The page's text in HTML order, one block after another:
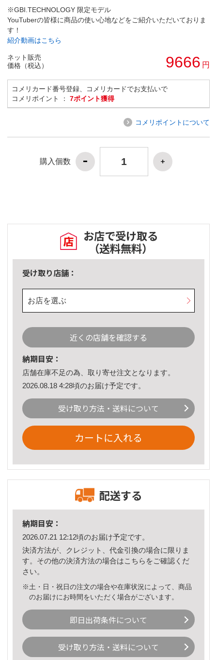
※GBI.TECHNOLOGY 限定モデル
YouTuberの皆様に商品の使い心地などをご紹介いただいておりま
す！
紹介動画はこちら
ネット販売
価格（税込）
9666 円
コメリカード番号登録、コメリカードでお支払いで
コメリポイント ： 7ポイント獲得
コメリポイントについて
購入個数
お店で受け取る
（送料無料）
受け取り店舗：
お店を選ぶ
近くの店舗を確認する
納期目安：
店舗在庫不足の為、取り寄せ注文となります。
2026.08.18 4:28頃のお届け予定です。
受け取り方法・送料について
カートに入れる
配送する
納期目安：
2026.07.21 12:12頃のお届け予定です。
決済方法が、クレジット、代金引換の場合に限りま
す。その他の決済方法の場合はこちら をご確認くだ
さい。
※土・日・祝日の注文の場合や在庫状況によって、商品
のお届けにお時間をいただく場合がございます。
即日出荷条件について
受け取り方法・送料について